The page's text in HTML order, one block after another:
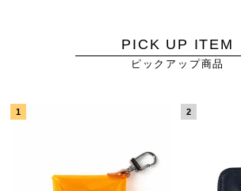
PICK UP ITEM
ピックアップ商品